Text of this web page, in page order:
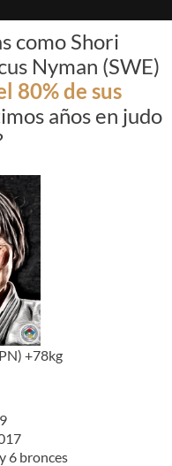
como Shori
Nyman (SWE)
80% de sus
años en judo
+78kg
6 bronces